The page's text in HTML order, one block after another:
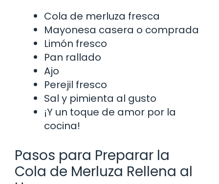
Cola de merluza fresca
Mayonesa casera o comprada
Limón fresco
Pan rallado
Ajo
Perejil fresco
Sal y pimienta al gusto
¡Y un toque de amor por la
cocina!
Pasos para Preparar la
Cola de Merluza Rellena al